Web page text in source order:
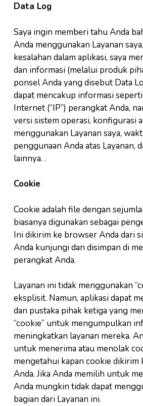
Data Log
Saya ingin memberi tahu Anda
Anda menggunakan Layanan
kesalahan dalam aplikasi, saya
dan informasi (melalui produk
ponsel Anda yang disebut Data
dapat mencakup informasi
Internet (“IP”) perangkat Anda,
versi sistem operasi, konfigurasi
menggunakan Layanan saya,
penggunaan Anda atas Layanan,
lainnya. .
Cookie
Cookie adalah file dengan
biasanya digunakan sebagai
Ini dikirim ke browser Anda dari
Anda kunjungi dan disimpan di
perangkat Anda.
Layanan ini tidak menggunakan
eksplisit. Namun, aplikasi dapat
dan pustaka pihak ketiga yang
“cookie” untuk mengumpulkan
meningkatkan layanan mereka.
untuk menerima atau menolak
mengetahui kapan cookie dikirim
Anda. Jika Anda memilih untuk
Anda mungkin tidak dapat
bagian dari Layanan ini.